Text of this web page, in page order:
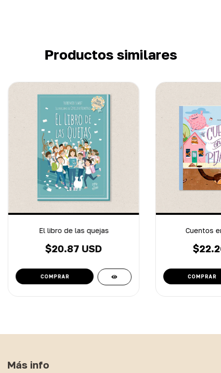
Productos similares
El libro de las quejas
$20.87 USD
Cuentos
Más info